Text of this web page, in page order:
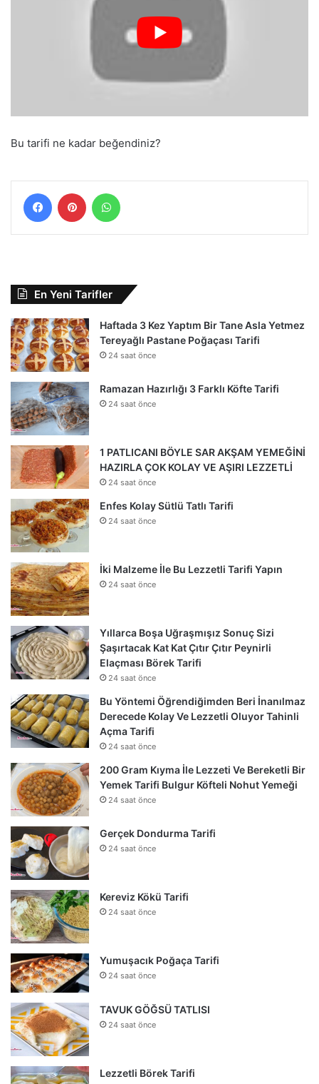
Bu tarifi ne kadar beğendiniz?
FacebookPinterest
En Yeni Tarifler
Haftada 3 Kez Yaptım Bir Tane Asla Yetmez
Tereyağlı Pastane Poğaçası Tarifi
24 saat önce
Ramazan Hazırlığı 3 Farklı Köfte Tarifi
24 saat önce
1 PATLICANI BÖYLE SAR AKŞAM YEMEĞİNİ
HAZIRLA ÇOK KOLAY VE AŞIRI LEZZETLİ
24 saat önce
Enfes Kolay Sütlü Tatlı Tarifi
24 saat önce
İki Malzeme İle Bu Lezzetli Tarifi Yapın
24 saat önce
Yıllarca Boşa Uğraşmışız Sonuç Sizi
Şaşırtacak Kat Kat Çıtır Çıtır Peynirli
Elaçması Börek Tarifi
24 saat önce
Bu Yöntemi Öğrendiğimden Beri İnanılmaz
Derecede Kolay Ve Lezzetli Oluyor Tahinli
Açma Tarifi
24 saat önce
200 Gram Kıyma İle Lezzeti Ve Bereketli Bir
Yemek Tarifi Bulgur Köfteli Nohut Yemeği
24 saat önce
Gerçek Dondurma Tarifi
24 saat önce
Kereviz Kökü Tarifi
24 saat önce
Yumuşacık Poğaça Tarifi
24 saat önce
TAVUK GÖĞSÜ TATLISI
24 saat önce
Lezzetli Börek Tarifi